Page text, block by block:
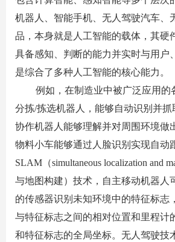
机器人、智能手机、无人驾驶汽车、
品，本身就是人工智能的载体，其硬
具备感知、判断的能力并实时与用户
是综合了多种人工智能的核心能力。
例如，在制造业中被广泛应用的
分拣/拣选机器人，能够自动识别并抓
协作机器人能够理解并对周围环境做
物料小车能够通过人脸识别实现自动
SLAM （simultaneous localization and
与地图构建）技术，自主移动机器人
的传感器识别未知环境中的特征标志
与特征标志之间的相对位置和里程计
和特征标志的全局坐标。无人驾驶技